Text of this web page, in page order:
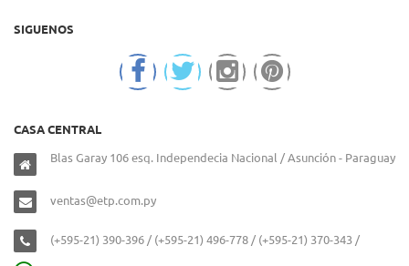
SIGUENOS
CASA CENTRAL
Blas Garay 106 esq. Independecia Nacional / Asunción - Paraguay
ventas@etp.com.py
(+595-21) 390-396 / (+595-21) 496-778 / (+595-21) 370-343 /